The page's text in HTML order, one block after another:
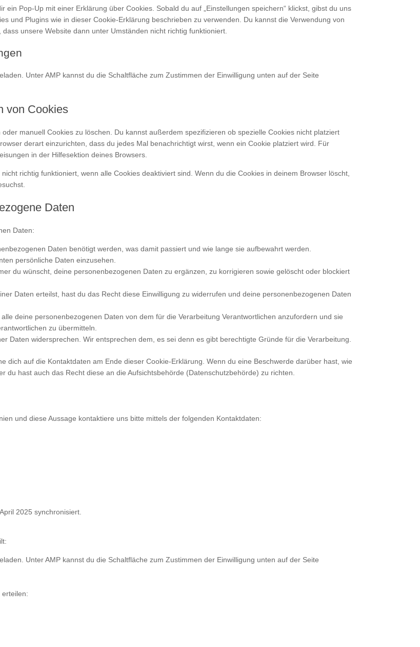
Pop-Up mit einer Erklärung über Cookies. Sobald du auf „Einstellungen speichern“ klickst, gibst du uns
und Plugins wie in dieser Cookie-Erklärung beschrieben zu verwenden. Du kannst die Verwendung von
unsere Website dann unter Umständen nicht richtig funktioniert.
Unter AMP kannst du die Schaltfläche zum Zustimmen der Einwilligung unten auf der Seite
von Cookies
manuell Cookies zu löschen. Du kannst außerdem spezifizieren ob spezielle Cookies nicht platziert
derart einzurichten, dass du jedes Mal benachrichtigt wirst, wenn ein Cookie platziert wird. Für
in der Hilfesektion deines Browsers.
richtig funktioniert, wenn alle Cookies deaktiviert sind. Wenn du die Cookies in deinem Browser löscht,
Daten
Daten:
Daten benötigt werden, was damit passiert und wie lange sie aufbewahrt werden.
persönliche Daten einzusehen.
du wünscht, deine personenbezogenen Daten zu ergänzen, zu korrigieren sowie gelöscht oder blockiert
Daten erteilst, hast du das Recht diese Einwilligung zu widerrufen und deine personenbezogenen Daten
deine personenbezogenen Daten von dem für die Verarbeitung Verantwortlichen anzufordern und sie
zu übermitteln.
Daten widersprechen. Wir entsprechen dem, es sei denn es gibt berechtigte Gründe für die Verarbeitung.
dich auf die Kontaktdaten am Ende dieser Cookie-Erklärung. Wenn du eine Beschwerde darüber hast, wie
hast auch das Recht diese an die Aufsichtsbehörde (Datenschutzbehörde) zu richten.
und diese Aussage kontaktiere uns bitte mittels der folgenden Kontaktdaten:
2025 synchronisiert.
Unter AMP kannst du die Schaltfläche zum Zustimmen der Einwilligung unten auf der Seite